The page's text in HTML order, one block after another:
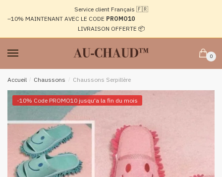
navigation
Service client Français 🇫🇷
–10% MAINTENANT AVEC LE CODE PROMO10
LIVRAISON OFFERTE 📦
0
Accueil / Chaussons / Chaussons Serpillère
-10% Code PROMO10 jusqu'a la fin du mois